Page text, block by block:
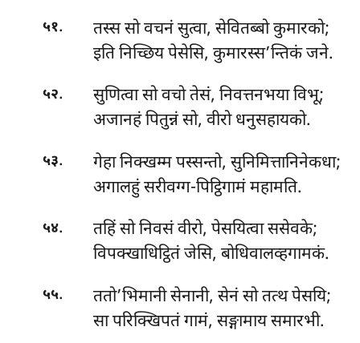
५१.
तस्स सो वचनं सुत्वा, सेवितब्बो कुमारको;
इति निच्छिय पेसेसि, कुमारस्स’न्तिकं जने.
५२.
सुणित्वा सो वचो तेसं, निवत्तनभया विभू;
अजानहं पितुन्नं सो, वीरो धनुसहायको.
५३.
गेहा निक्खम्म पस्सन्तो, सुनिमित्तानिनेकधा;
अगालहुं सरीवग्ग-पिट्ठिगामं महामति.
५४.
तहिं सो निवसं वीरो, पेसयित्वा ससेवके;
विपक्खाधिट्ठितं जेसि, बोधिवालव्हगामकं.
५५.
ततो’भिमानी सेनानी, सेनं सो तत्थ पेसयि;
सा परिक्खिपतं गामं, सङ्गामाय समारभी.